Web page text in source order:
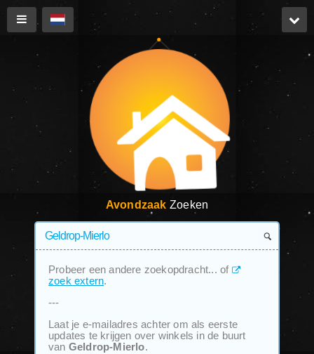
Avondzaak Zoeken
Probeer een andere zoekopdracht... of
zoek extern.
---
Laat je e-mailadres achter om als eerste
updates te krijgen over winkels in de buurt
van Geldrop-Mierlo.